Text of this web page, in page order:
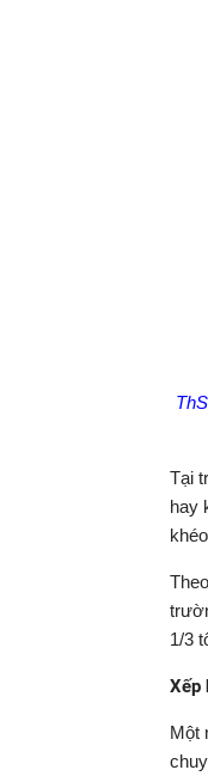
Tại
hay
1/3
Xếp
Một